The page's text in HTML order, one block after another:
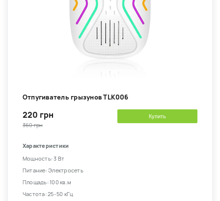
Отпугиватель грызунов TLK006
220 грн
360 грн
Купить
Характеристики
Мощность: 3 Вт
Питание: Электросеть
Площадь: 100 кв.м
Частота: 25-50 кГц